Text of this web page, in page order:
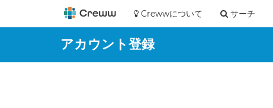
Crewwについて サーチ
アカウント登録